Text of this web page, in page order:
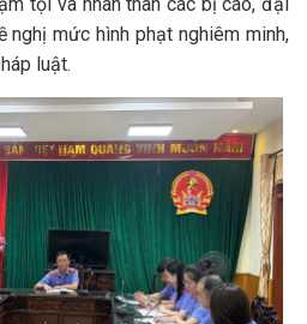
nghị mức hình phạt nghiêm minh,
luật.